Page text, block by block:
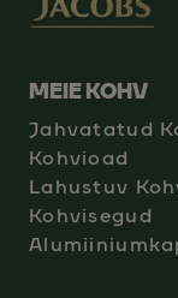
MEIE KOHV
Jahvatatud
Kohvioad
Lahustuv
Kohvisegud